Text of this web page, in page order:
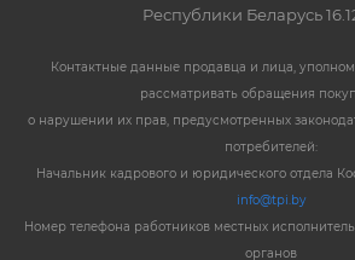
Республики Беларусь
Контактные данные продавца и лица,
рассматривать обращения
о нарушении их прав, предусмотренных
потребителей:
Начальник кадрового и юридического отдела
info@tpi.by
Номер телефона работников местных
органов